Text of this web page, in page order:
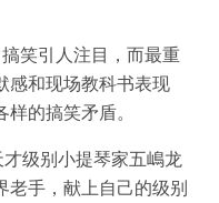
笑引人注目，而最重
感和现场教科书表现
的搞笑矛盾。
级别小提琴家五嶋龙
老手，献上自己的级别